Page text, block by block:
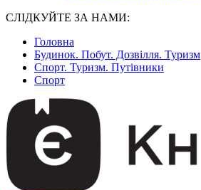
СЛІДКУЙТЕ ЗА НАМИ:
Головна
Будинок. Побут. Дозвілля. Туризм
Спорт. Туризм. Путівники
Спорт